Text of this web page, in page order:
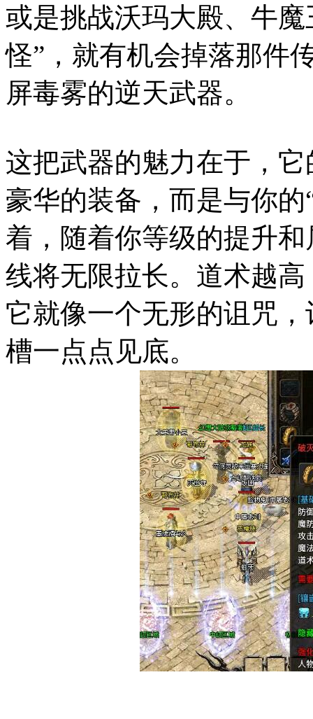
或是挑战沃玛大殿、牛
怪”，就有机会掉落那
屏毒雾的逆天武器。
这把武器的魅力在于，
豪华的装备，而是与你
着，随着你等级的提升
线将无限拉长。道术越
它就像一个无形的诅咒
槽一点点见底。